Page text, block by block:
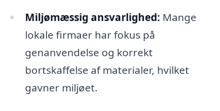
Miljømæssig ansvarlighed: Mange
lokale firmaer har fokus på
genanvendelse og korrekt
bortskaffelse af materialer, hvilket
gavner miljøet.